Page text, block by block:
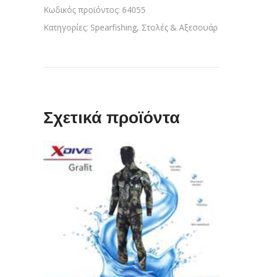
Κωδικός προϊόντος: 64055
Κατηγορίες: Spearfishing, Στολές & Αξεσουάρ
Σχετικά προϊόντα
ΔΙΑΒΆΣΤΕ ΠΕΡΙΣΣΌΤΕΡΑ